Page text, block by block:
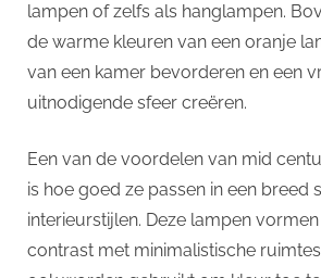
lampen of zelfs als hanglampen.
de warme kleuren van een oranje
van een kamer bevorderen en een
uitnodigende sfeer creëren.
Een van de voordelen van mid
is hoe goed ze passen in een breed
interieurstijlen. Deze lampen
contrast met minimalistische